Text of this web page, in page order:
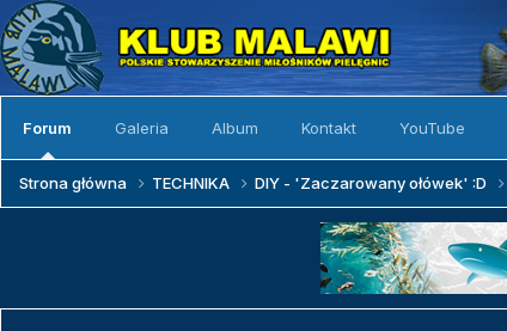
Forum Galeria Album Kontakt YouTube
Strona główna TECHNIKA DIY - 'Zaczarowany ołówek' :D